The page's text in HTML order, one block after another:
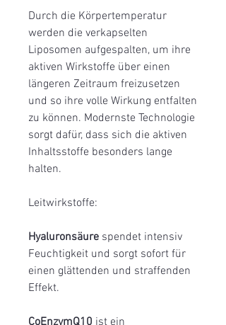
Durch die Körpertemperatur
werden die verkapselten
Liposomen aufgespalten, um ihre
aktiven Wirkstoffe über einen
längeren Zeitraum freizusetzen
und so ihre volle Wirkung entfalten
zu können. Modernste Technologie
sorgt dafür, dass sich die aktiven
Inhaltsstoffe besonders lange
halten.
Leitwirkstoffe:
Hyaluronsäure spendet intensiv
Feuchtigkeit und sorgt sofort für
einen glättenden und straffenden
Effekt.
CoEnzymQ10 ist ein